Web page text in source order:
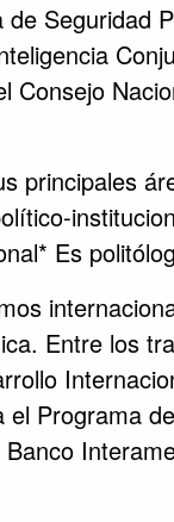
Seguridad
Consejo
principales
Es
Entre los
Programa